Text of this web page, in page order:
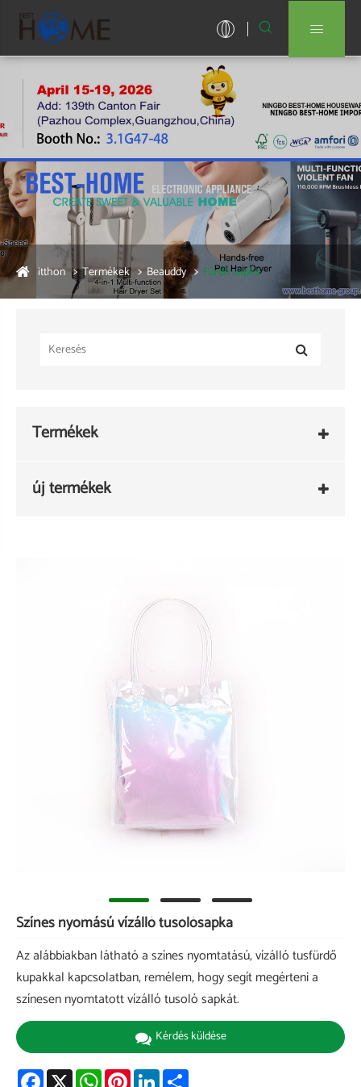
 
itthon Termékek Beauddy Fürdő sapka
Termékek
új termékek
Színes nyomású vízálló tusolósapka
Az alábbiakban látható a színes nyomtatású, vízálló tusfürdő
kupakkal kapcsolatban, remélem, hogy segít megérteni a
színesen nyomtatott vízálló tusoló sapkát.
Kérdés küldése
Facebook
X WhatsAppPinterestLinkedIn